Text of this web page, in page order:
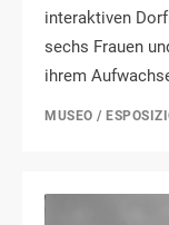
interaktiven
sechs Frauen
ihrem
MUSEO /